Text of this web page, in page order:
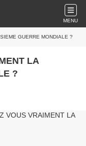
MENU
GUERRE MONDIALE ?
LA
?